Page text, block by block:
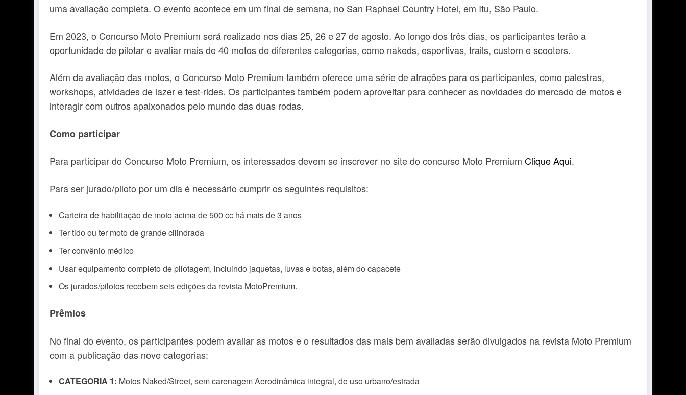
uma avaliação completa. O evento acontece em um final de semana, no San Raphael Country Hotel, em Itu, São Paulo.
Em 2023, o Concurso Moto Premium será realizado nos dias 25, 26 e 27 de agosto. Ao longo dos três dias, os participantes terão a
oportunidade de pilotar e avaliar mais de 40 motos de diferentes categorias, como nakeds, esportivas, trails, custom e scooters.
Além da avaliação das motos, o Concurso Moto Premium também oferece uma série de atrações para os participantes, como palestras,
workshops, atividades de lazer e test-rides. Os participantes também podem aproveitar para conhecer as novidades do mercado de motos e
interagir com outros apaixonados pelo mundo das duas rodas.
Como participar
Para participar do Concurso Moto Premium, os interessados devem se inscrever no site do concurso Moto Premium Clique Aqui.
Para ser jurado/piloto por um dia é necessário cumprir os seguintes requisitos:
Carteira de habilitação de moto acima de 500 cc há mais de 3 anos
Ter tido ou ter moto de grande cilindrada
Ter convênio médico
Usar equipamento completo de pilotagem, incluindo jaquetas, luvas e botas, além do capacete
Os jurados/pilotos recebem seis edições da revista MotoPremium.
Prêmios
No final do evento, os participantes podem avaliar as motos e o resultados das mais bem avaliadas serão divulgados na revista Moto Premium
com a publicação das nove categorias:
CATEGORIA 1: Motos Naked/Street, sem carenagem Aerodinâmica integral, de uso urbano/estrada